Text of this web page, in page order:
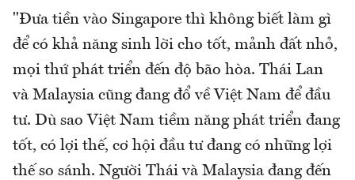
"Đưa tiền vào Singapore thì không biết làm gì
để có khả năng sinh lời cho tốt, mảnh đất nhỏ,
mọi thứ phát triển đến độ bão hòa. Thái Lan
và Malaysia cũng đang đổ về Việt Nam để đầu
tư. Dù sao Việt Nam tiềm năng phát triển đang
tốt, có lợi thế, cơ hội đầu tư đang có những lợi
thế so sánh. Người Thái và Malaysia đang đến